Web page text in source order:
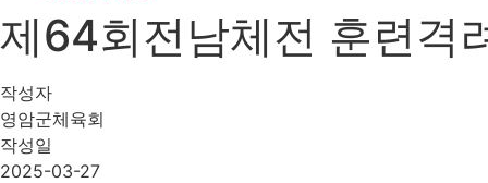
제64회전남체전 훈련격
작성자
영암군체육회
작성일
2025-03-27